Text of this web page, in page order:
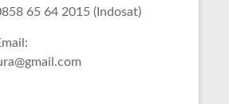
65 64 2015 (Indosat)